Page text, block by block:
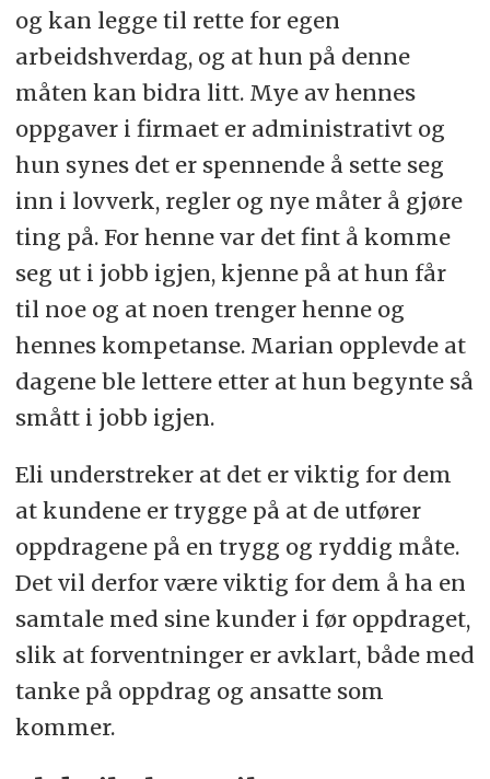
og kan legge til rette for egen
arbeidshverdag, og at hun på denne
måten kan bidra litt. Mye av hennes
oppgaver i firmaet er administrativt og
hun synes det er spennende å sette seg
inn i lovverk, regler og nye måter å gjøre
ting på. For henne var det fint å komme
seg ut i jobb igjen, kjenne på at hun får
til noe og at noen trenger henne og
hennes kompetanse. Marian opplevde at
dagene ble lettere etter at hun begynte så
smått i jobb igjen.
Eli understreker at det er viktig for dem
at kundene er trygge på at de utfører
oppdragene på en trygg og ryddig måte.
Det vil derfor være viktig for dem å ha en
samtale med sine kunder i før oppdraget,
slik at forventninger er avklart, både med
tanke på oppdrag og ansatte som
kommer.